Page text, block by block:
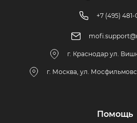
+7 (495) 481-
г. Краснодар ул.
г. Москва, ул.
Помощь